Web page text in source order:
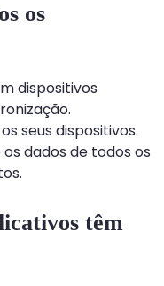
os
dispositivos
seus dispositivos.
dados de todos os
têm